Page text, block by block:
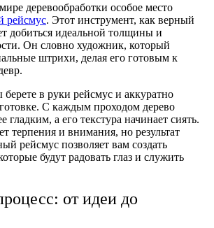
деревообработки особое место
рейсмус. Этот инструмент, как верный
добиться идеальной толщины и
Он словно художник, который
штрихи, делая его готовым к
берете в руки рейсмус и аккуратно
С каждым проходом дерево
гладким, а его текстура начинает сиять.
терпения и внимания, но результат
рейсмус позволяет вам создать
будут радовать глаз и служить
от идеи до